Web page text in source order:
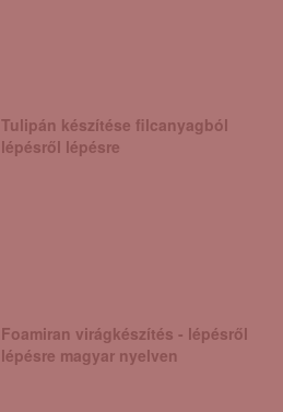
Tulipán készítése filcanyagból
lépésről lépésre
Foamiran virágkészítés - lépésről
lépésre magyar nyelven